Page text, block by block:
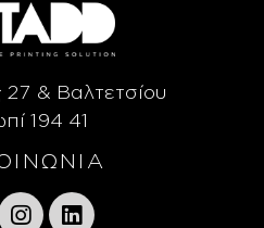
& Βαλτετσίου
194 41